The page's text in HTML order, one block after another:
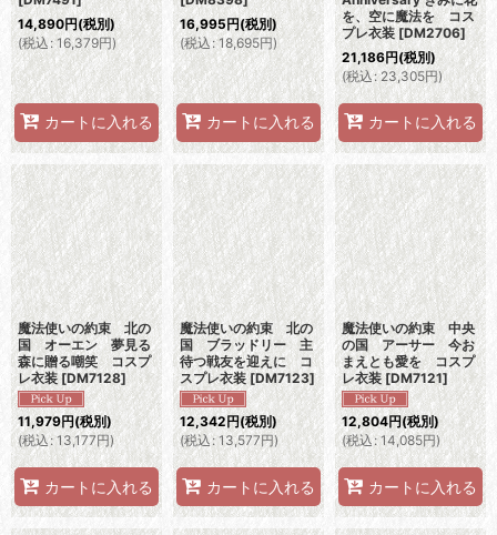
14,890円(税別)
(税込 : 16,379円)
カートに入れる
16,995円(税別)
(税込 : 18,695円)
カートに入れる
を、空に魔法を コス
プレ衣装 [DM2706]
21,186円(税別)
(税込: 23,305円)
カートに入れる
魔法使いの約束 北の
国 オーエン 夢見る
森に贈る嘲笑 コスプ
レ衣装 [DM7128]
11,979円(税別)
(税込: 13,177円)
カートに入れる
魔法使いの約束 北の
国 ブラッドリー 主
待つ戦友を迎えに コ
スプレ衣装 [DM7123]
12,342円(税別)
(税込: 13,577円)
カートに入れる
魔法使いの約束 中央
の国 アーサー 今お
まえとも愛を コスプ
レ衣装 [DM7121]
12,804円(税別)
(税込: 14,085円)
カートに入れる